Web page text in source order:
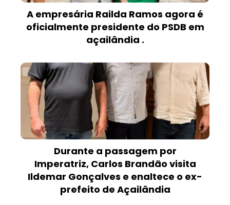
A empresária Railda Ramos agora é
oficialmente presidente do PSDB em
açailândia .
Durante a passagem por
Imperatriz, Carlos Brandão visita
Ildemar Gonçalves e enaltece o ex-
prefeito de Açailândia